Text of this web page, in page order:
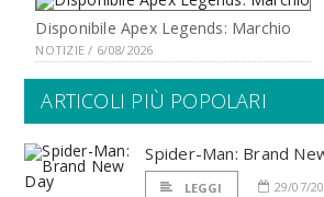
Disponibile Apex Legends: Marchio
NOTIZIE / 6/08/2026
ARTICOLI PIÙ POPOLARI
Spider-Man: Brand
LEGGI 29/07/